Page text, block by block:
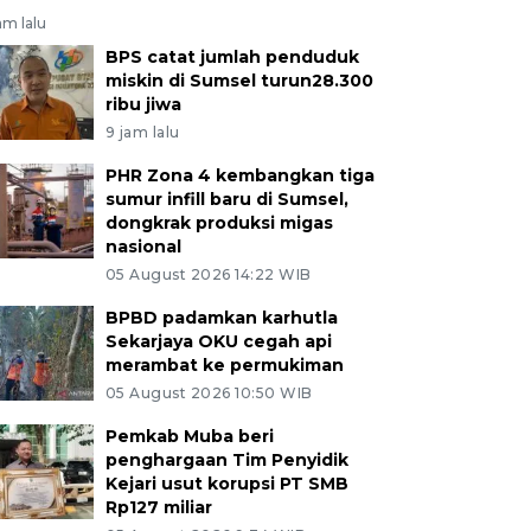
lalu
BPS catat jumlah penduduk
miskin di Sumsel turun28.300
ribu jiwa
9 jam lalu
PHR Zona 4 kembangkan tiga
sumur infill baru di Sumsel,
dongkrak produksi migas
nasional
05 August 2026 14:22 WIB
BPBD padamkan karhutla
Sekarjaya OKU cegah api
merambat ke permukiman
05 August 2026 10:50 WIB
Pemkab Muba beri
penghargaan Tim Penyidik
Kejari usut korupsi PT SMB
Rp127 miliar